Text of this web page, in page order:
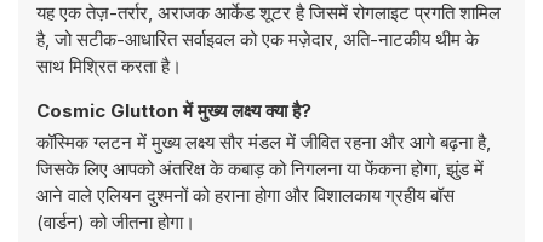
यह एक तेज़-तर्रार, अराजक आर्केड शूटर है जिसमें रोगलाइट प्रगति शामिल
है, जो सटीक-आधारित सर्वाइवल को एक मज़ेदार, अति-नाटकीय थीम के
साथ मिश्रित करता है।
Cosmic Glutton में मुख्य लक्ष्य क्या है?
कॉस्मिक ग्लटन में मुख्य लक्ष्य सौर मंडल में जीवित रहना और आगे बढ़ना है,
जिसके लिए आपको अंतरिक्ष के कबाड़ को निगलना या फेंकना होगा, झुंड में
आने वाले एलियन दुश्मनों को हराना होगा और विशालकाय ग्रहीय बॉस
(वार्डन) को जीतना होगा।